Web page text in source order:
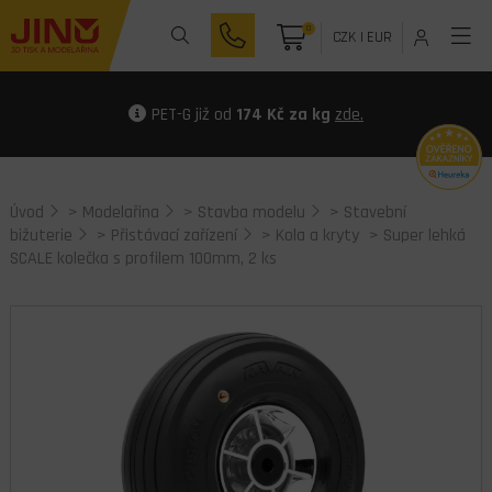
0 CZK| EUR
PET-G již od 174 Kč za kg zde.
Úvod > Modelařina > Stavba modelu > Stavební
bižuterie
> Přistávací zařízení > Kola a kryty > Super lehká
SCALE kolečka s profilem 100mm, 2 ks